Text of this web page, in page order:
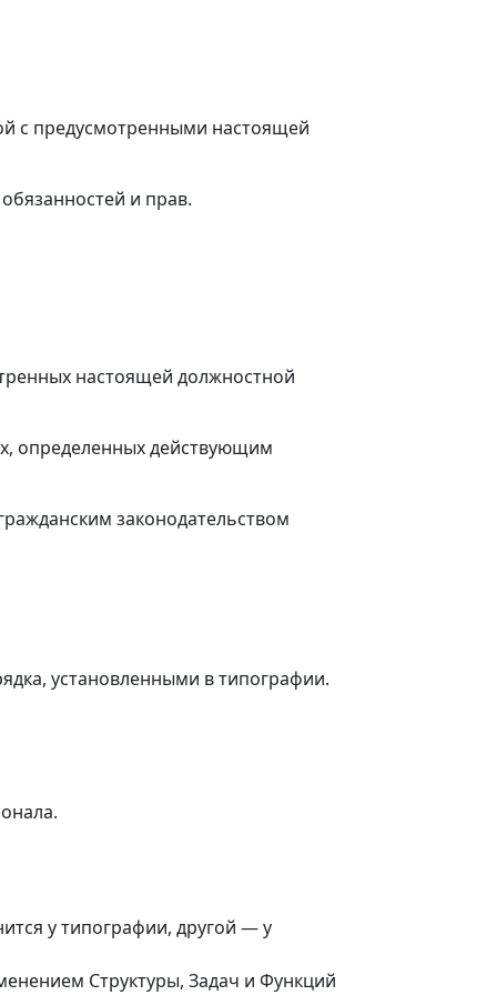
с предусмотренными настоящей
и прав.
настоящей должностной
определенных действующим
законодательством
установленными в типографии.
у типографии, другой —у
Структуры, Задач и Функций